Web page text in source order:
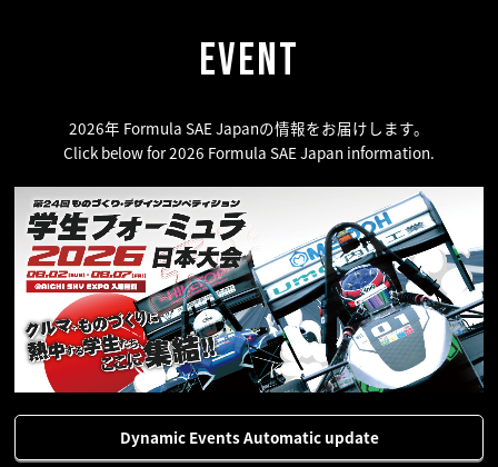
EVENT
2026年 Formula SAE Japanの情報をお届けします。
Click below for 2026 Formula SAE Japan information.
Dynamic Events Automatic update